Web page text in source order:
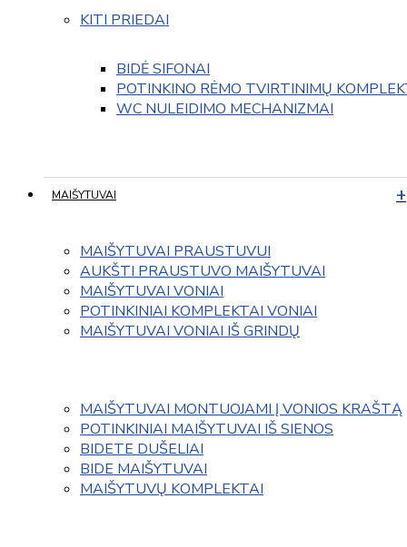
KITI PRIEDAI
BIDĖ SIFONAI
POTINKINO RĖMO TVIRTINIMŲ
WC NULEIDIMO MECHANIZMAI
MAIŠYTUVAI
MAIŠYTUVAI PRAUSTUVUI
AUKŠTI PRAUSTUVO MAIŠYTUVAI
MAIŠYTUVAI VONIAI
POTINKINIAI KOMPLEKTAI VONIAI
MAIŠYTUVAI VONIAI IŠ GRINDŲ
MAIŠYTUVAI MONTUOJAMI Į VONIOS KRAŠTĄ
POTINKINIAI MAIŠYTUVAI IŠ SIENOS
BIDETE DUŠELIAI
BIDE MAIŠYTUVAI
MAIŠYTUVŲ KOMPLEKTAI